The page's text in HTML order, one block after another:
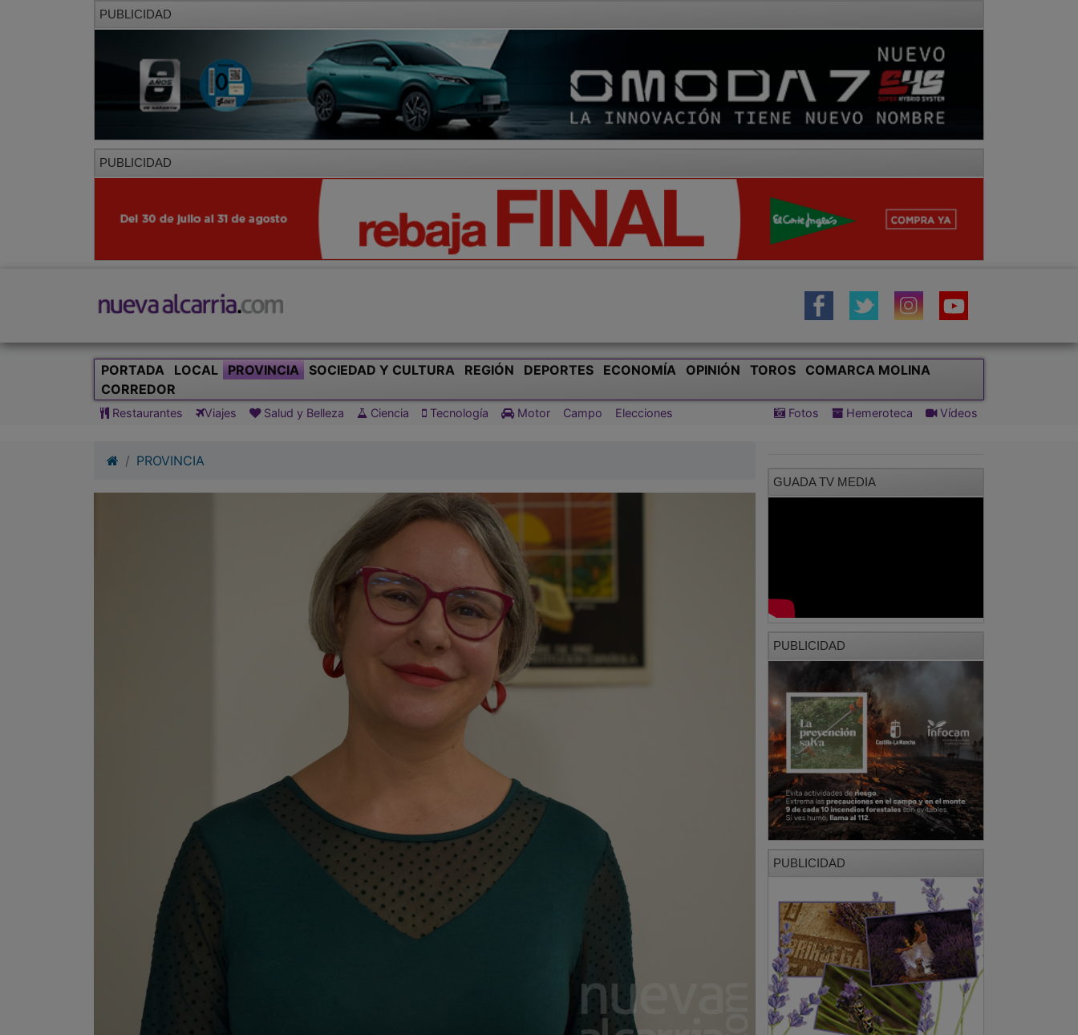
PUBLICIDAD
PUBLICIDAD
PORTADA LOCAL PROVINCIA SOCIEDAD Y CULTURA REGIÓN DEPORTES ECONOMÍA OPINIÓN TOROS
COMARCA MOLINA
CORREDOR
Restaurantes Viajes Salud y Belleza Ciencia Tecnología Motor Campo Elecciones Fotos Hemeroteca Vídeos
PROVINCIA
GUADA TV MEDIA
PUBLICIDAD
PUBLICIDAD